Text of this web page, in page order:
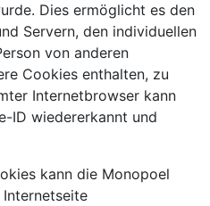
Dies ermöglicht es den
Servern, den individuellen
von anderen
Cookies enthalten, zu
Internetbrowser kann
ID wiedererkannt und
kann die Monopoel